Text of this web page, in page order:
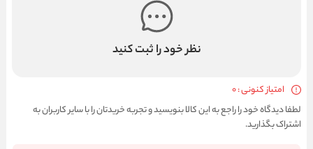
نظر خود را ثبت کنید
امتیاز کنونی : 0
لطفا دیدگاه خود را راجع به این کالا بنویسید و تجربه خریدتان را با سایر کاربران به
اشتراک بگذارید.